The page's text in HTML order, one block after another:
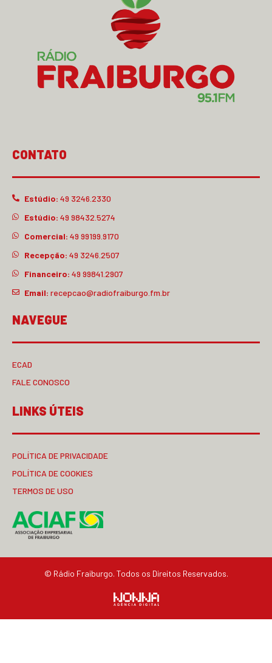
CONTATO
Estúdio: 49 3246.2330
Estúdio: 49 98432.5274
Comercial: 49 99199.9170
Recepção: 49 3246.2507
Financeiro: 49 99841.2907
Email: recepcao@radiofraiburgo.fm.br
NAVEGUE
ECAD
FALE CONOSCO
LINKS ÚTEIS
POLÍTICA DE PRIVACIDADE
POLÍTICA DE COOKIES
TERMOS DE USO
© Rádio Fraiburgo. Todos os Direitos Reservados.